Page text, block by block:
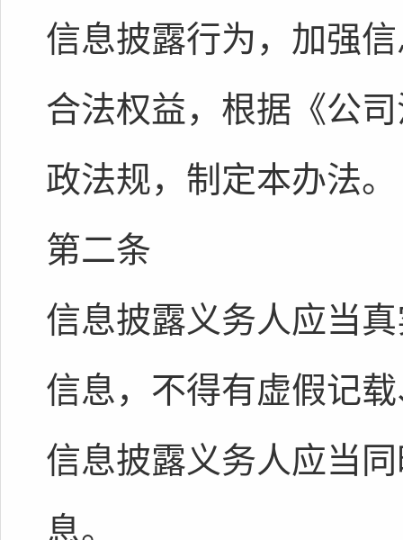
信息披露行为，加强
合法权益，根据《公
政法规，制定本办法。
第二条
信息披露义务人应当
信息，不得有虚假记
信息披露义务人应当
息。